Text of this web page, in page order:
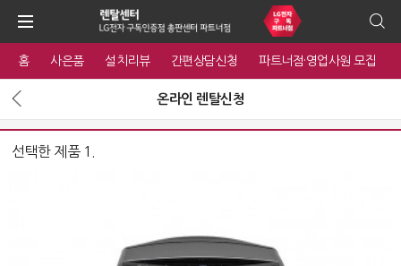
홈 사은품 설치리뷰 간편상담신청 파트너점·영업사원 모집
온라인 렌탈신청
선택한 제품 1.